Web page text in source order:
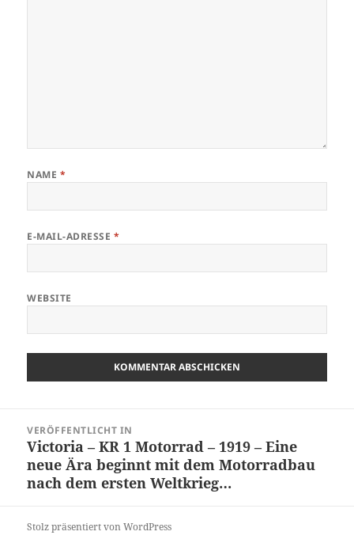
NAME *
E-MAIL-ADRESSE *
WEBSITE
VERÖFFENTLICHT IN
Victoria – KR 1 Motorrad – 1919 – Eine
neue Ära beginnt mit dem Motorradbau
nach dem ersten Weltkrieg…
Stolz präsentiert von WordPress